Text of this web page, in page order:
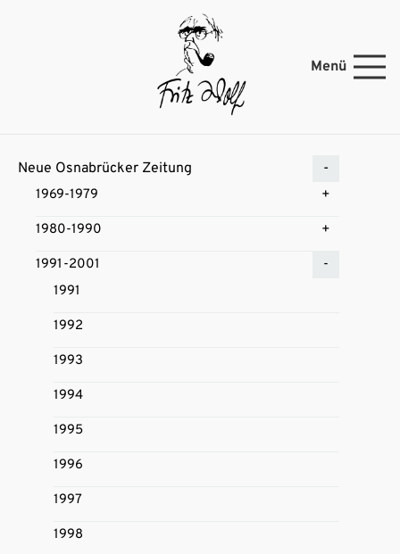
Menü
Neue Osnabrücker Zeitung
1969-1979
1980-1990
1991-2001
1991
1992
1993
1994
1995
1996
1997
1998